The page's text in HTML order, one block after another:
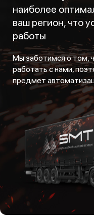
наиболее
ваш регион, что
работы
Мы заботимся о том,
работать с нами,
предмет